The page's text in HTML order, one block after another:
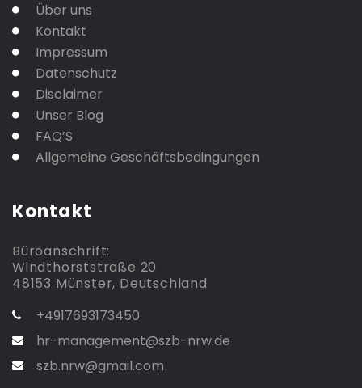
Über uns
Kontakt
Impressum
Datenschutz
Disclaimer
Unser Blog
FAQ’S
Allgemeine Geschäftsbedingungen
Kontakt
Büroanschrift:
Windthorststraße 20
48153 Münster, Deutschland
+4917693173450
hr-management@szb-nrw.de
szb.nrw@gmail.com